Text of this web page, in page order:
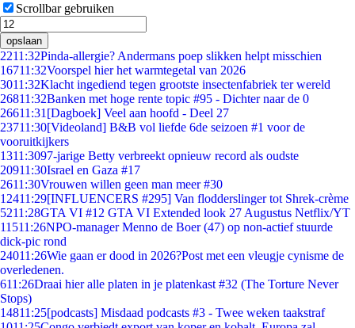
Scrollbar gebruiken
opslaan
2211:32Pinda-allergie? Andermans poep slikken helpt misschien
16711:32Voorspel hier het warmtegetal van 2026
3011:32Klacht ingediend tegen grootste insectenfabriek ter wereld
26811:32Banken met hoge rente topic #95 - Dichter naar de 0
26611:31 [Dagboek] Veel aan hoofd - Deel 27
23711:30[Videoland] B&B vol liefde 6de seizoen #1 voor de
vooruitkijkers
1311:3097-jarige Betty verbreekt opnieuw record als oudste
20911:30Israel en Gaza #17
2611:30Vrouwen willen geen man meer #30
12411:29[INFLUENCERS #295] Van flodderslinger tot Shrek-crème
5211:28GTA VI #12 GTA VI Extended look 27 Augustus Netflix/YT
11511:26NPO-manager Menno de Boer (47) op non-actief stuurde
dick-pic rond
24011:26Wie gaan er dood in 2026?Post met een vleugje cynisme de
overledenen.
611:26Draai hier alle platen in je platenkast #32 (The Torture Never
Stops)
14811:25[podcasts] Misdaad podcasts #3 - Twee weken taakstraf